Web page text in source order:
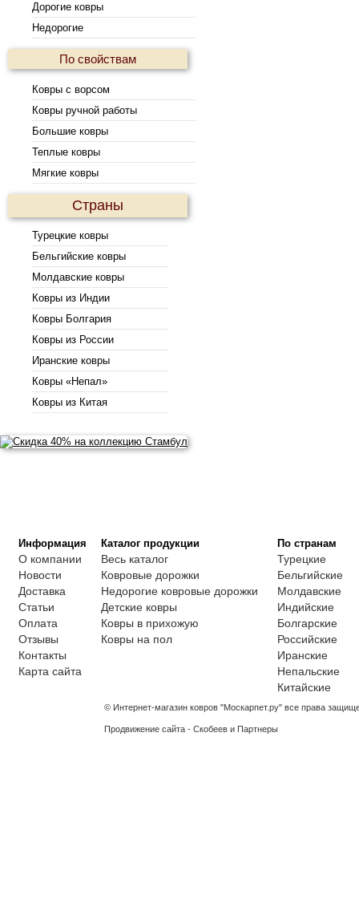
Дорогие ковры
Недорогие
По свойствам
Ковры с ворсом
Ковры ручной работы
Большие ковры
Теплые ковры
Мягкие ковры
Страны
Турецкие ковры
Бельгийские ковры
Молдавские ковры
Ковры из Индии
Ковры Болгария
Ковры из России
Иранские ковры
Ковры «Непал»
Ковры из Китая
Информация Каталог продукции По странам
О компании Весь каталог
Турецкие
Новости
Ковровые дорожки
Бельгийские
Доставка
Недорогие ковровые дорожки
Молдавские
Статьи
Детские ковры
Индийские
Оплата
Ковры в прихожую
Болгарские
Отзывы
Ковры на пол
Российские
Контакты
Иранские
Карта сайта
Непальские
Китайские
© Интернет-магазин ковров "Москарпет.ру" все права
Продвижение сайта - Скобеев и Партнеры